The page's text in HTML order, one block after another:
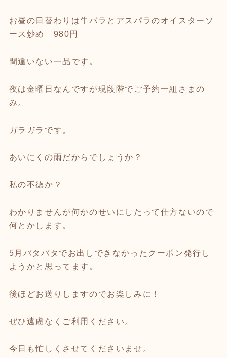
お昼の日替わりは牛バラとアスパラのオイスターソ
ース炒め 980円
間違いない一品です。
夜は金曜日なんですが現段階でご予約一組さまの
み。
ガラガラです。
あいにくの雨だからでしょうか？
私の不徳か？
わかりませんが何かのせいにしたって仕方ないので
何とかします。
5月バタバタでお出しできなかったクーポン発行し
ようかと思ってます。
後ほどお送りしますのでお楽しみに！
ぜひ遠慮なくご利用ください。
今日も忙しくさせてくださいませ。